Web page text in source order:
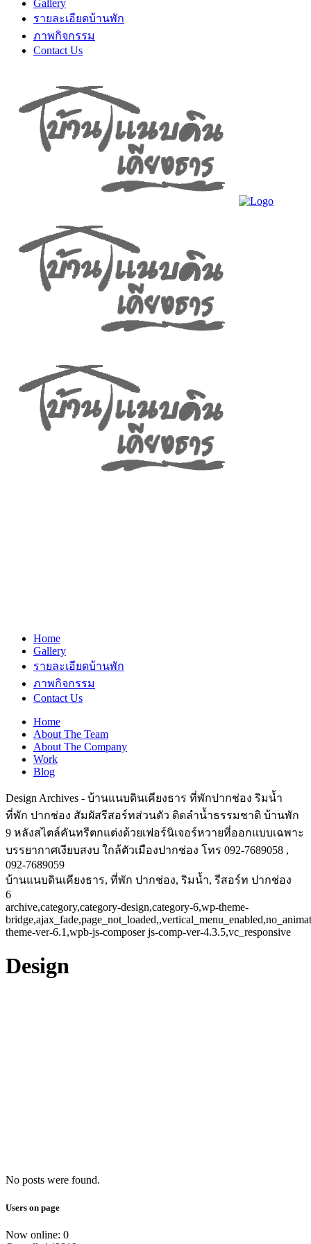
Gallery
รายละเอียดบ้านพัก
ภาพกิจกรรม
Contact Us
Home
Gallery
รายละเอียดบ้านพัก
ภาพกิจกรรม
Contact Us
Home
About The Team
About The Company
Work
Blog
Design Archives - บ้านแนบดินเคียงธาร ที่พักปากช่อง ริมน้ำ
ที่พัก ปากช่อง สัมผัสรีสอร์ทส่วนตัว ติดลำน้ำธรรมชาติ บ้านพัก
9 หลังสไตล์คันทรีตกแต่งด้วยเฟอร์นิเจอร์หวายที่ออกแบบเฉพาะ
บรรยากาศเงียบสงบ ใกล้ตัวเมืองปากช่อง โทร 092-7689058 ,
092-7689059
บ้านแนบดินเคียงธาร, ที่พัก ปากช่อง, ริมน้ำ, รีสอร์ท ปากช่อง
6
archive,category,category-design,category-6,wp-theme-
theme-ver-6.1,wpb-js-composer js-comp-ver-4.3.5,vc_responsive
Design
No posts were found.
Users on page
Now online: 0